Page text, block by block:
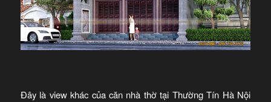
Đây là view khác của căn nhà thờ tại Thường Tín Hà Nội